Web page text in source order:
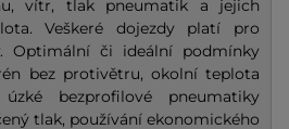
vítr, tlak pneumatik a jejich
Veškeré dojezdy platí pro
. Optimální či ideální podmínky
bez protivětru, okolní teplota
bezprofilové pneumatiky
tlak, používání ekonomického